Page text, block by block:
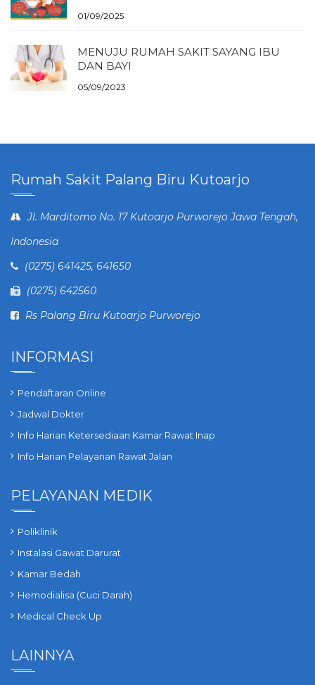
01/09/2025
MENUJU RUMAH SAKIT SAYANG IBU
DAN BAYI
05/09/2023
Rumah Sakit Palang Biru Kutoarjo
Jl. Marditomo No. 17 Kutoarjo Purworejo Jawa Tengah,
Indonesia
(0275) 641425, 641650
(0275) 642560
Rs Palang Biru Kutoarjo Purworejo
INFORMASI
Pendaftaran Online
Jadwal Dokter
Info Harian Ketersediaan Kamar Rawat Inap
Info Harian Pelayanan Rawat Jalan
PELAYANAN MEDIK
Poliklinik
Instalasi Gawat Darurat
Kamar Bedah
Hemodialisa (Cuci Darah)
Medical Check Up
LAINNYA